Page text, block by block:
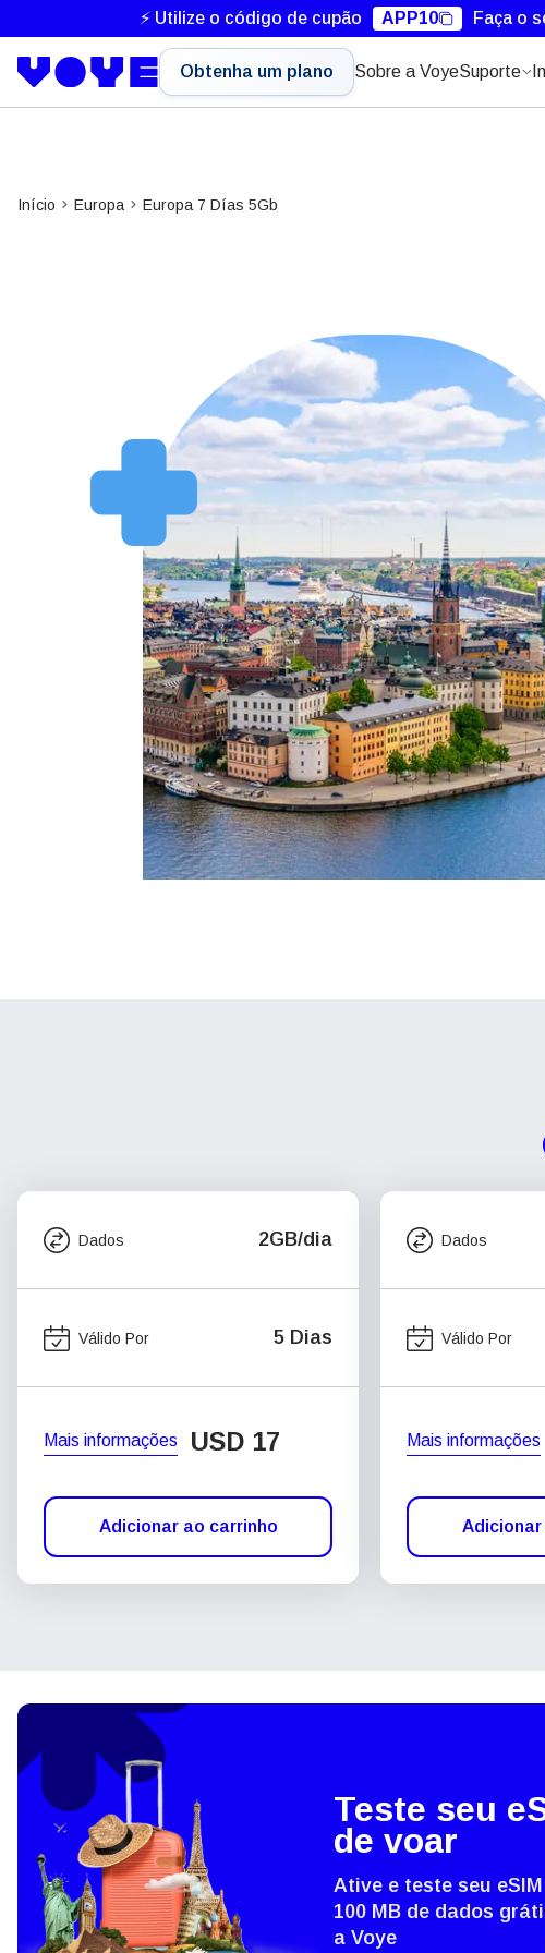
⚡ Utilize o código de cupão APP10 Faça o
Obtenha um plano Sobre a VoyeSuporte
Início Europa Europa 7 Días 5Gb
Dados 2GB/dia
Válido Por 5 Dias
Mais informações USD 17
Adicionar ao carrinho
Dados
Válido Por
Mais informações
Teste seu
de voar
Ative e teste seu
100 MB de dados
a Voye